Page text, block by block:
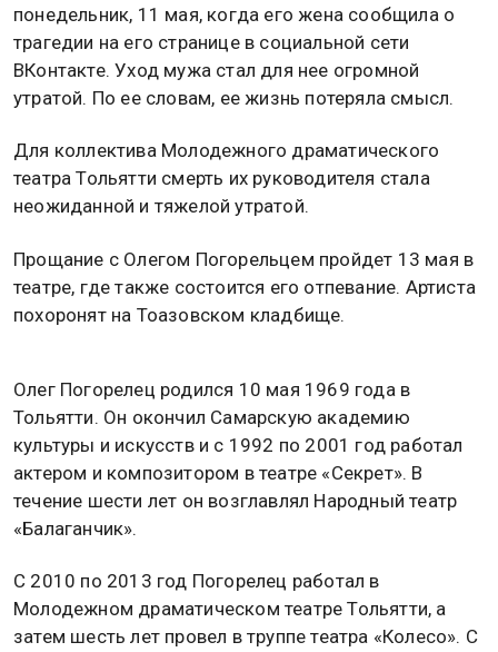
понедельник, 11 мая, когда его жена сообщила о
трагедии на его странице в социальной сети
ВКонтакте. Уход мужа стал для нее огромной
утратой. По ее словам, ее жизнь потеряла смысл.
Для коллектива Молодежного драматического
театра Тольятти смерть их руководителя стала
неожиданной и тяжелой утратой.
Прощание с Олегом Погорельцем пройдет 13 мая в
театре, где также состоится его отпевание. Артиста
похоронят на Тоазовском кладбище.
Олег Погорелец родился 10 мая 1969 года в
Тольятти. Он окончил Самарскую академию
культуры и искусств и с 1992 по 2001 год работал
актером и композитором в театре «Секрет». В
течение шести лет он возглавлял Народный театр
«Балаганчик».
С 2010 по 2013 год Погорелец работал в
Молодежном драматическом театре Тольятти, а
затем шесть лет провел в труппе театра «Колесо». С